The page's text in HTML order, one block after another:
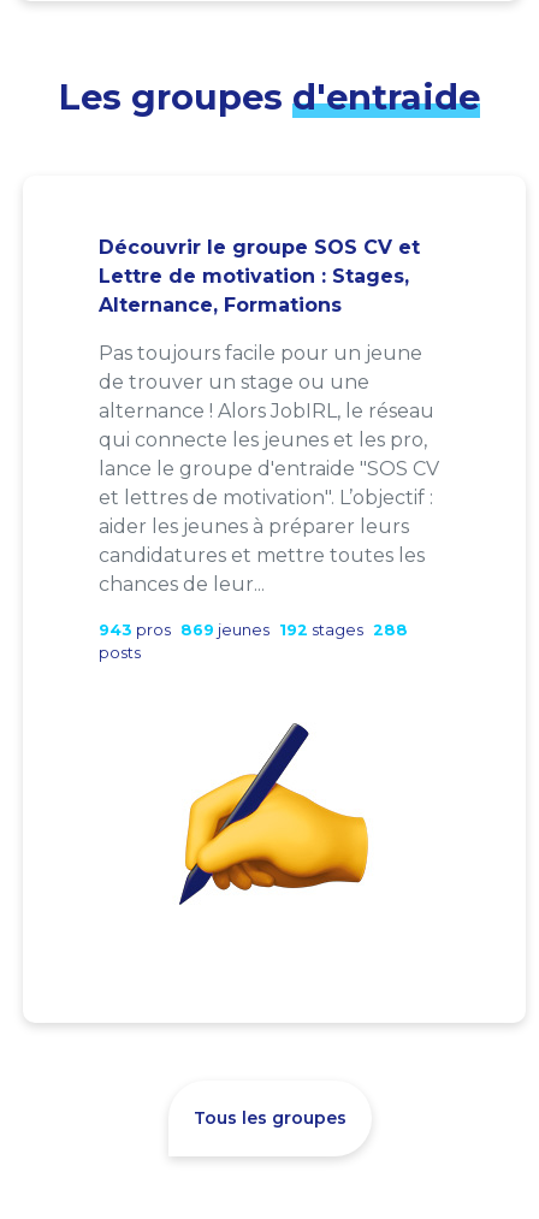
Les groupes d'entraide
Découvrir le groupe SOS CV et
Lettre de motivation : Stages,
Alternance, Formations
Pas toujours facile pour un jeune
de trouver un stage ou une
alternance ! Alors JobIRL, le réseau
qui connecte les jeunes et les pro,
lance le groupe d'entraide "SOS CV
et lettres de motivation". L’objectif :
aider les jeunes à préparer leurs
candidatures et mettre toutes les
chances de leur...
943 pros 869 jeunes 192 stages 288
posts
Tous les groupes